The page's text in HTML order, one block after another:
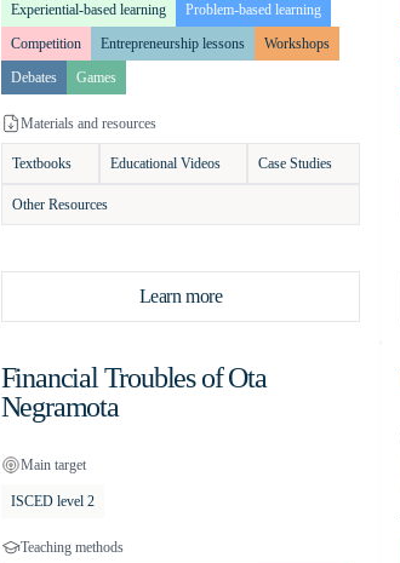
Experiential-based learning
Problem-based learning
Competition
Entrepreneurship lessons
Workshops
Debates
Games
Materials and resources
Textbooks Educational Videos Case Studies
Other Resources
Learn more
Financial Troubles of Ota
Negramota
Main target
ISCED level 2
Teaching methods